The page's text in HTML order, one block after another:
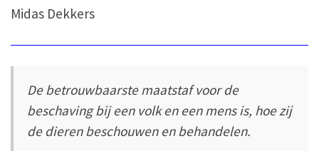
Midas Dekkers
De betrouwbaarste maatstaf voor de
beschaving bij een volk en een mens is, hoe zij
de dieren beschouwen en behandelen.